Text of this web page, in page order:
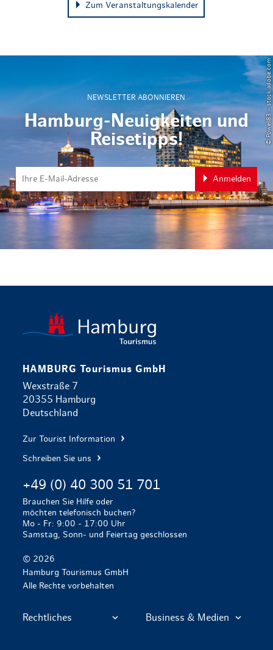
Zum Veranstaltungskalender
NEWSLETTER ABONNIEREN
Hamburg-Neuigkeiten und
Reisetipps!
Anmelden
© Powell83 – stock.adobe.com
HAMBURG Tourismus GmbH
Wexstraße 7
20355 Hamburg
Deutschland
Zur Tourist Information
Schreiben Sie uns
+49 (0) 40 300 51 701
Brauchen Sie Hilfe oder
möchten telefonisch buchen?
Mo - Fr: 9:00 - 17:00 Uhr
Samstag, Sonn- und Feiertag geschlossen
© 2026
Hamburg Tourismus GmbH
Alle Rechte vorbehalten
Rechtliches Business & Medien